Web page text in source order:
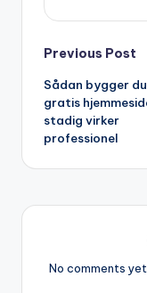
Post
Previous Post
Sådan bygger
gratis
stadig virker
professionel
No comments